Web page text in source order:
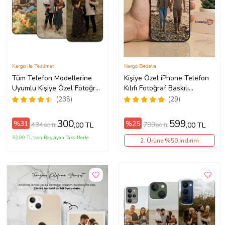
Tüm Telefon Modellerine
Uyumlu Kişiye Özel Fotoğraf
Baskılı Telefon Kılıfı
(235)
Kargo ile Teslimat
%31 434,80 TL 300,00 TL
32,00 TL'den Başlayan Taksitlerle
Kişiye Özel iPhone Telefon
Kılıfı Fotoğraf Baskılı
11/13/14/14Pro/14ProMax/15/
(29)
Kargo Bedava
%25 799,00 TL 599,00 TL
2. Ürüne %50 İndirim